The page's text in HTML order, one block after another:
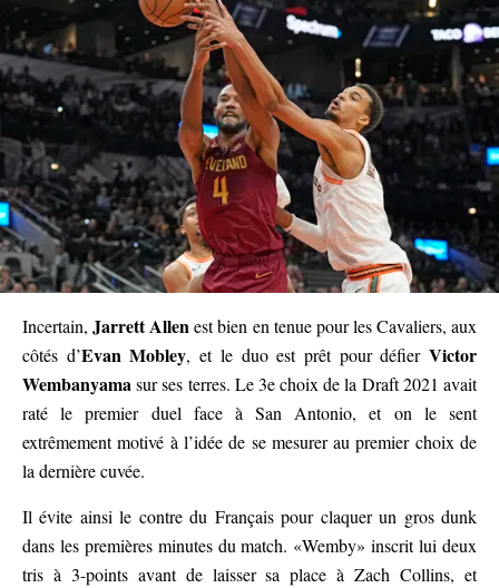
Incertain,Jarrett Allenest bien en tenue pour les Cavaliers, aux
côtés d’Evan Mobley, et le duo est prêt pour défierVictor
Wembanyamasur ses terres. Le 3e choix de la Draft 2021 avait
raté le premier duel face à San Antonio, et on le sent
extrêmement motivé à l’idée de se mesurer au premier choix de
la dernière cuvée.
Il évite ainsi le contre du Français pour claquer un gros dunk
dans les premières minutes du match. «Wemby» inscrit lui deux
tris à 3-points avant de laisser sa place à Zach Collins, et